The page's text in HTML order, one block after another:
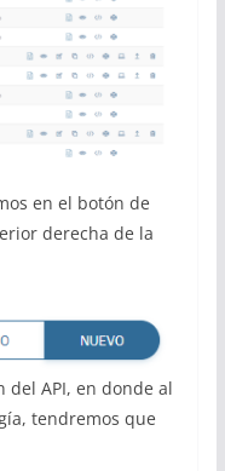
en el botón de
derecha de la
del API, en donde al
tendremos que